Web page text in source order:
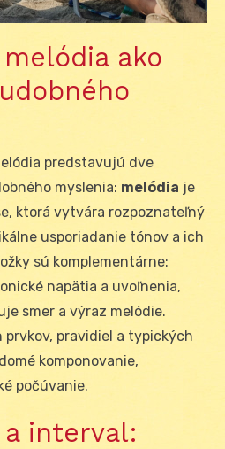
ako
predstavujú dve
myslenia: melódia je
ktorá vytvára rozpoznateľný
usporiadanie tónov a ich
sú komplementárne:
napätia a uvoľnenia,
smer a výraz melódie.
pravidiel a typických
komponovanie,
počúvanie.
a interval: